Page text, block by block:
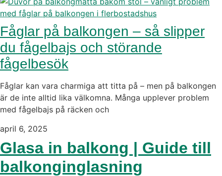
Fåglar på balkongen – så slipper
du fågelbajs och störande
fågelbesök
Fåglar kan vara charmiga att titta på – men på balkongen
är de inte alltid lika välkomna. Många upplever problem
med fågelbajs på räcken och
april 6, 2025
Glasa in balkong | Guide till
balkonginglasning